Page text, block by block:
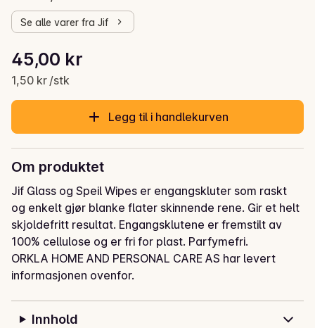
Se alle varer fra Jif
Gjeldende pris er: 45,00 kr
45,00 kr
1,50 kr /stk
Stykkpris: 1,50 kr /stk
Legg til i handlekurven
Om produktet
Jif Glass og Speil Wipes er engangskluter som raskt
og enkelt gjør blanke flater skinnende rene. Gir et helt
skjoldefritt resultat. Engangsklutene er fremstilt av
100% cellulose og er fri for plast. Parfymefri.
ORKLA HOME AND PERSONAL CARE AS har levert
informasjonen ovenfor.
Innhold